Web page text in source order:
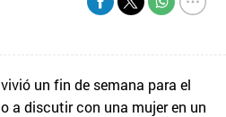
un fin de semana para el
a discutir con una mujer en un